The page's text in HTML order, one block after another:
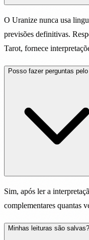
O Uranize nunca usa
previsões definitivas.
Tarot, fornece
Posso fazer perguntas
Sim, após ler a
complementares quantas
Minhas leituras são salvas?